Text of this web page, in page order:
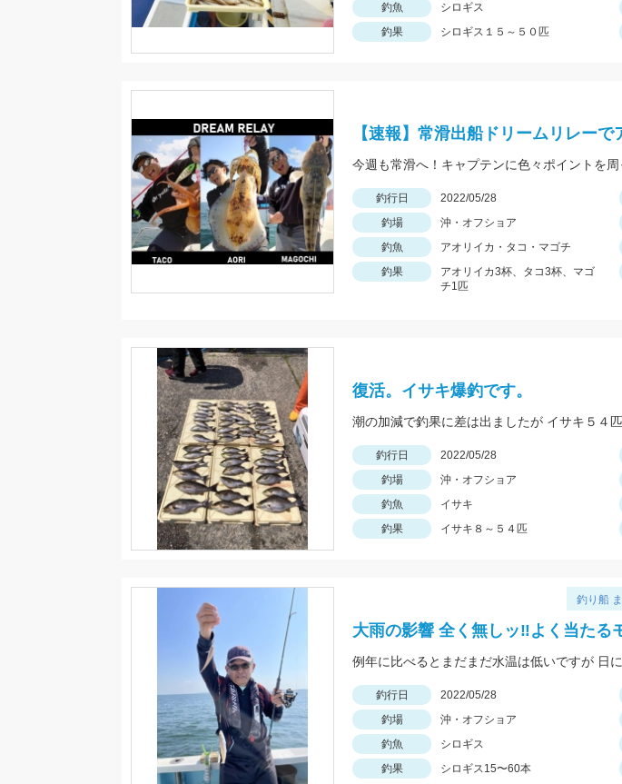
釣魚
シロギス
釣果
シロギス１５～５０匹
【速報】常滑出船ドリームリレー
釣行日 2022/05/28
釣場
沖・オフショア
釣魚
アオリイカ・タコ・マゴチ
釣果
アオリイカ3杯、タコ3杯、マゴ
チ1匹
復活。イサキ爆釣です。
潮の加減で釣果に差は出ましたが イサキ５４匹
釣行日 2022/05/28
釣場
沖・オフショア
釣魚
イサキ
釣果
イサキ８～５４匹
釣り船
大雨の影響 全く無しッ‼︎よく当たる
釣行日 2022/05/28
釣場
沖・オフショア
釣魚
シロギス
釣果
シロギス15〜60本